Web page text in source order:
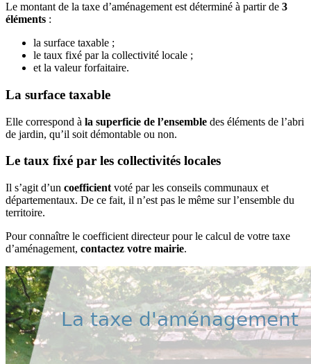
Le montant de la taxe d’aménagement est déterminé à partir de 3
éléments :
la surface taxable ;
le taux fixé par la collectivité locale ;
et la valeur forfaitaire.
La surface taxable
Elle correspond à la superficie de l’ensemble des éléments de l’abri
de jardin, qu’il soit démontable ou non.
Le taux fixé par les collectivités locales
Il s’agit d’un coefficient voté par les conseils communaux et
départementaux. De ce fait, il n’est pas le même sur l’ensemble du
territoire.
Pour connaître le coefficient directeur pour le calcul de votre taxe
d’aménagement, contactez votre mairie.